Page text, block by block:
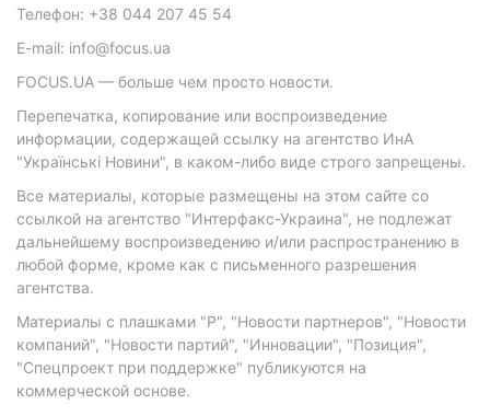
Телефон: +38 044 207 45 54
E-mail: info@focus.ua
FOCUS.UA — больше чем просто новости.
Перепечатка, копирование или воспроизведение
информации, содержащей ссылку на агентство ИнА
"Українські Новини", в каком-либо виде строго запрещены.
Все материалы, которые размещены на этом сайте со
ссылкой на агентство "Интерфакс-Украина", не подлежат
дальнейшему воспроизведению и/или распространению в
любой форме, кроме как с письменного разрешения
агентства.
Материалы с плашками "Р", "Новости партнеров", "Новости
компаний", "Новости партий", "Инновации", "Позиция",
"Спецпроект при поддержке" публикуются на
коммерческой основе.